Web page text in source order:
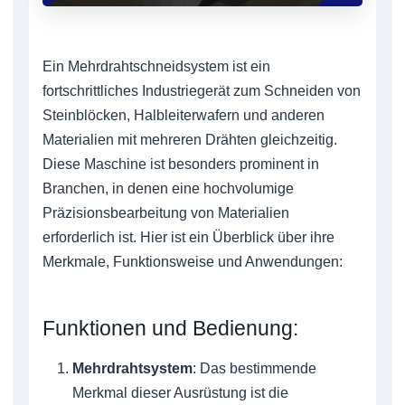
Ein Mehrdrahtschneidsystem ist ein
fortschrittliches Industriegerät zum Schneiden von
Steinblöcken, Halbleiterwafern und anderen
Materialien mit mehreren Drähten gleichzeitig.
Diese Maschine ist besonders prominent in
Branchen, in denen eine hochvolumige
Präzisionsbearbeitung von Materialien
erforderlich ist. Hier ist ein Überblick über ihre
Merkmale, Funktionsweise und Anwendungen:
Funktionen und Bedienung:
Mehrdrahtsystem: Das bestimmende
Merkmal dieser Ausrüstung ist die